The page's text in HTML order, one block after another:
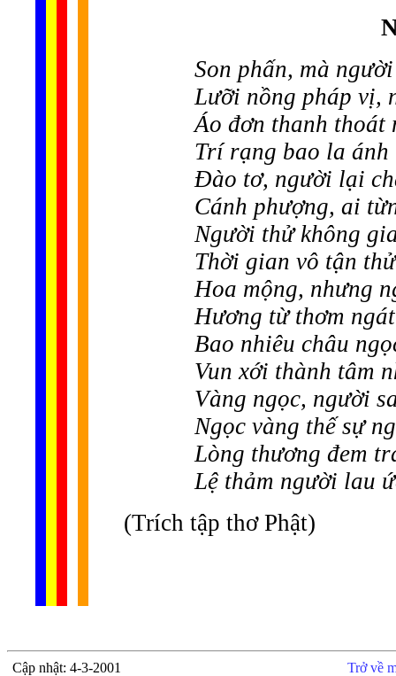
Son phấn, mà
Lưỡi nồng pháp vị,
Áo đơn thanh thoát
Trí rạng bao la ánh
Đào tơ, người lại
Cánh phượng, ai
Người thử không
Thời gian vô tận
Hoa mộng, nhưng
Hương từ thơm
Bao nhiêu châu
Vun xới thành tâm
Vàng ngọc, người
Ngọc vàng thế sự
Lòng thương đem
Lệ thảm người lau
(Trích tập thơ Phật)
Cập nhật: 4-3-2001 Trở về